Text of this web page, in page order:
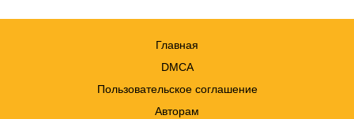
Главная
DMCA
Пользовательское соглашение
Авторам